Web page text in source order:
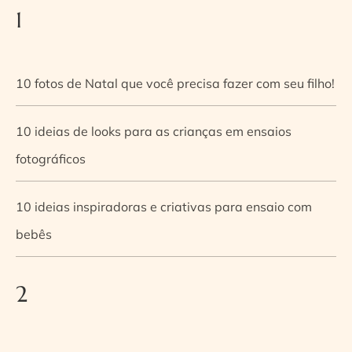
1
10 fotos de Natal que você precisa fazer com seu filho!
10 ideias de looks para as crianças em ensaios
fotográficos
10 ideias inspiradoras e criativas para ensaio com
bebês
2